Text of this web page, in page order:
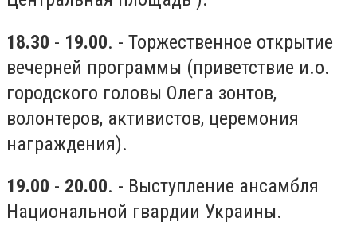
18.30 - 19.00. - Торжественное открытие
вечерней программы (приветствие и.о.
городского головы Олега зонтов,
волонтеров, активистов, церемония
награждения).
19.00 - 20.00. - Выступление ансамбля
Национальной гвардии Украины.